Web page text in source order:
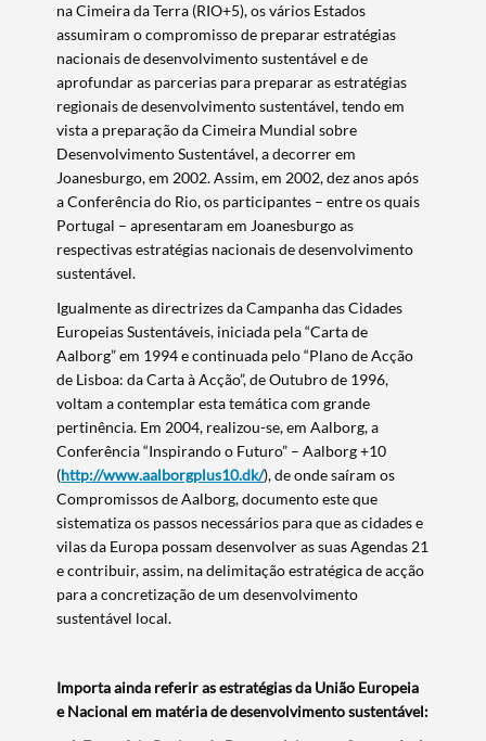
na Cimeira da Terra (RIO+5), os vários Estados
assumiram o compromisso de preparar estratégias
nacionais de desenvolvimento sustentável e de
aprofundar as parcerias para preparar as estratégias
regionais de desenvolvimento sustentável, tendo em
vista a preparação da Cimeira Mundial sobre
Desenvolvimento Sustentável, a decorrer em
Joanesburgo, em 2002. Assim, em 2002, dez anos após
a Conferência do Rio, os participantes – entre os quais
Portugal – apresentaram em Joanesburgo as
respectivas estratégias nacionais de desenvolvimento
sustentável.
Igualmente as directrizes da Campanha das Cidades
Europeias Sustentáveis, iniciada pela “Carta de
Aalborg” em 1994 e continuada pelo “Plano de Acção
de Lisboa: da Carta à Acção”, de Outubro de 1996,
voltam a contemplar esta temática com grande
pertinência. Em 2004, realizou-se, em Aalborg, a
Conferência “Inspirando o Futuro” – Aalborg +10
(http://www.aalborgplus10.dk/), de onde saíram os
Compromissos de Aalborg, documento este que
sistematiza os passos necessários para que as cidades e
vilas da Europa possam desenvolver as suas Agendas 21
e contribuir, assim, na delimitação estratégica de acção
para a concretização de um desenvolvimento
sustentável local.
Importa ainda referir as estratégias da União Europeia
e Nacional em matéria de desenvolvimento sustentável: